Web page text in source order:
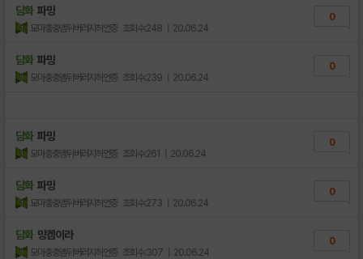
담화 파밍
모마충충앰뒤버러지허언증 조회수:248 | 20.06.24
0
담화 파밍
모마충충앰뒤버러지허언증 조회수:239 | 20.06.24
0
담화 파밍
모마충충앰뒤버러지허언증 조회수:261 | 20.06.24
0
담화 파밍
모마충충앰뒤버러지허언증 조회수:273 | 20.06.24
0
담화 망겜이라
모마충충앰뒤버러지허언증 조회수:307 | 20.06.24
0